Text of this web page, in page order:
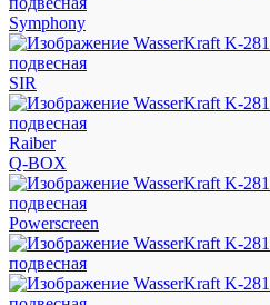
Symphony
SIR
Raiber
Q-BOX
Powerscreen